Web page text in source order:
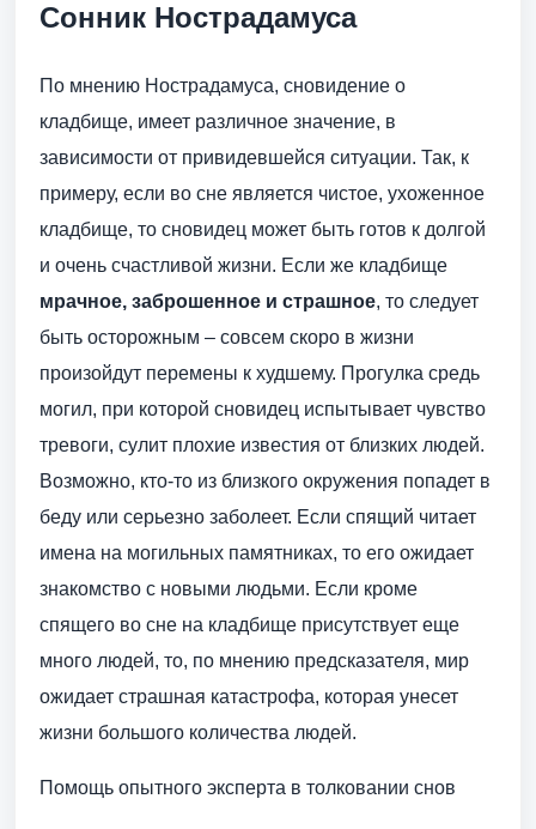
Сонник Нострадамуса
По мнению Нострадамуса, сновидение о
кладбище, имеет различное значение, в
зависимости от привидевшейся ситуации. Так, к
примеру, если во сне является чистое, ухоженное
кладбище, то сновидец может быть готов к долгой
и очень счастливой жизни. Если же кладбище
мрачное, заброшенное и страшное, то следует
быть осторожным – совсем скоро в жизни
произойдут перемены к худшему. Прогулка средь
могил, при которой сновидец испытывает чувство
тревоги, сулит плохие известия от близких людей.
Возможно, кто-то из близкого окружения попадет в
беду или серьезно заболеет. Если спящий читает
имена на могильных памятниках, то его ожидает
знакомство с новыми людьми. Если кроме
спящего во сне на кладбище присутствует еще
много людей, то, по мнению предсказателя, мир
ожидает страшная катастрофа, которая унесет
жизни большого количества людей.
Помощь опытного эксперта в толковании снов